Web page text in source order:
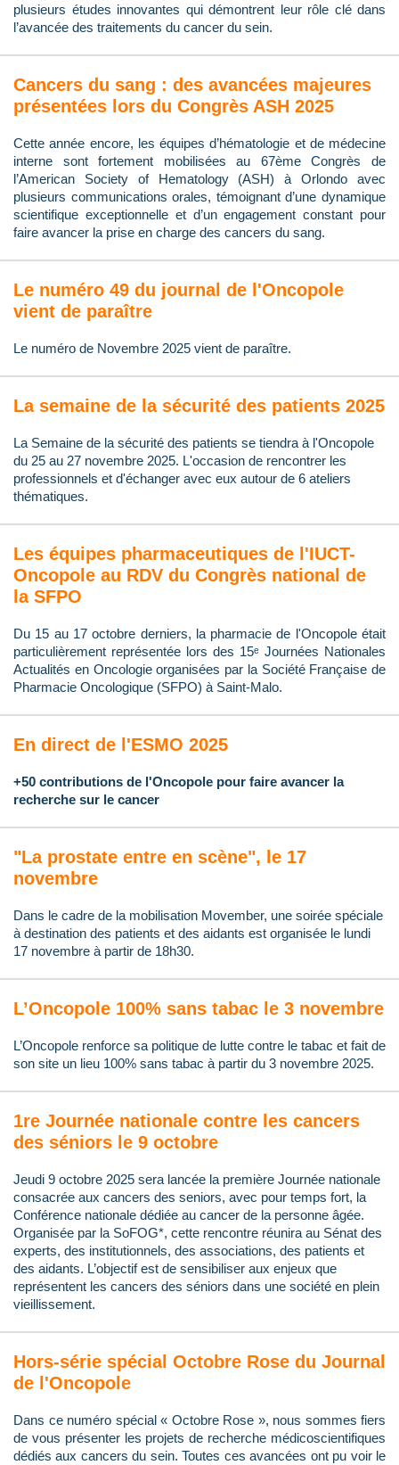
plusieurs études innovantes qui démontrent leur rôle clé dans
l’avancée des traitements du cancer du sein.
Cancers du sang : des avancées majeures
présentées lors du Congrès ASH 2025
Cette année encore, les équipes d’hématologie et de médecine
interne sont fortement mobilisées au 67ème Congrès de
l’American Society of Hematology (ASH) à Orlondo avec
plusieurs communications orales, témoignant d’une dynamique
scientifique exceptionnelle et d’un engagement constant pour
faire avancer la prise en charge des cancers du sang.
Le numéro 49 du journal de l'Oncopole
vient de paraître
Le numéro de Novembre 2025 vient de paraître.
La semaine de la sécurité des patients 2025
La Semaine de la sécurité des patients se tiendra à l'Oncopole
du 25 au 27 novembre 2025. L'occasion de rencontrer les
professionnels et d'échanger avec eux autour de 6 ateliers
thématiques.
Les équipes pharmaceutiques de l'IUCT-
Oncopole au RDV du Congrès national de
la SFPO
Du 15 au 17 octobre derniers, la pharmacie de l'Oncopole était
particulièrement représentée lors des 15ᵉ Journées Nationales
Actualités en Oncologie organisées par la Société Française de
Pharmacie Oncologique (SFPO) à Saint-Malo.
En direct de l'ESMO 2025
+50 contributions de l'Oncopole pour faire avancer la
recherche sur le cancer
"La prostate entre en scène", le 17
novembre
Dans le cadre de la mobilisation Movember, une soirée spéciale
à destination des patients et des aidants est organisée le lundi
17 novembre à partir de 18h30.
L’Oncopole 100% sans tabac le 3 novembre
L’Oncopole renforce sa politique de lutte contre le tabac et fait de
son site un lieu 100% sans tabac à partir du 3 novembre 2025.
1re Journée nationale contre les cancers
des séniors le 9 octobre
Jeudi 9 octobre 2025 sera lancée la première Journée nationale
consacrée aux cancers des seniors, avec pour temps fort, la
Conférence nationale dédiée au cancer de la personne âgée.
Organisée par la SoFOG*, cette rencontre réunira au Sénat des
experts, des institutionnels, des associations, des patients et
des aidants. L’objectif est de sensibiliser aux enjeux que
représentent les cancers des séniors dans une société en plein
vieillissement.
Hors-série spécial Octobre Rose du Journal
de l'Oncopole
Dans ce numéro spécial « Octobre Rose », nous sommes fiers
de vous présenter les projets de recherche médicoscientifiques
dédiés aux cancers du sein. Toutes ces avancées ont pu voir le